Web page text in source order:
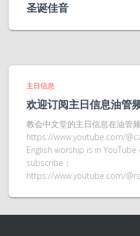
圣诞佳音
主日信息
欢迎订阅主日信息油管
教会中文堂的主日信息在油管
https://www.youtube.com/
English worship is in
subscribe：
https://www.youtube.com/